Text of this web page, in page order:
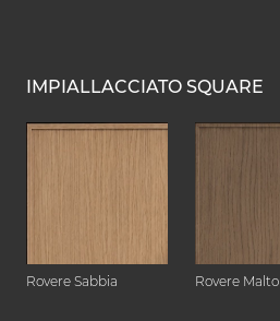
IMPIALLACCIATO SQUARE
Rovere Sabbia Rovere Malto